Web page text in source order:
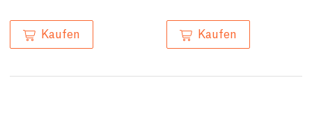
Kaufen Kaufen